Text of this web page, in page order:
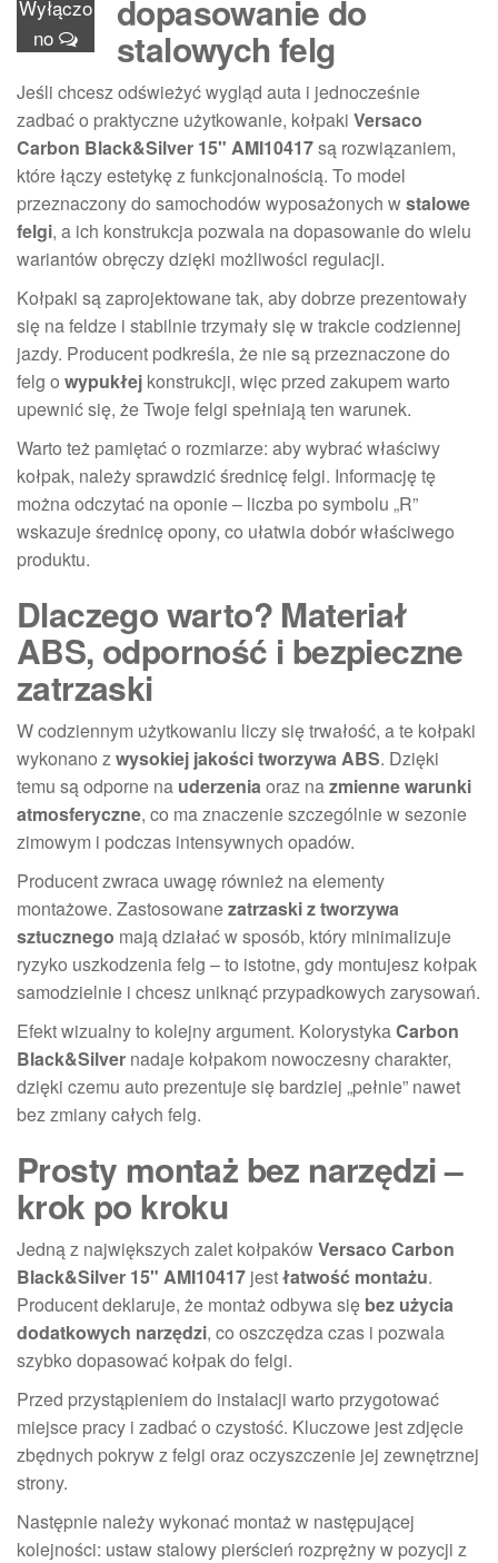
Wyłączo
no
dopasowanie do
stalowych felg
Jeśli chcesz odświeżyć wygląd auta i jednocześnie
zadbać o praktyczne użytkowanie, kołpaki Versaco
Carbon Black&Silver 15" AMI10417są rozwiązaniem,
które łączy estetykę z funkcjonalnością. To model
przeznaczony do samochodów wyposażonych wstalowe
felgi, a ich konstrukcja pozwala na dopasowanie do wielu
wariantów obręczy dzięki możliwości regulacji.
Kołpaki są zaprojektowane tak, aby dobrze prezentowały
się na feldze i stabilnie trzymały się w trakcie codziennej
jazdy. Producent podkreśla, że nie są przeznaczone do
felg o wypukłej konstrukcji, więc przed zakupem warto
upewnić się, że Twoje felgi spełniają ten warunek.
Warto też pamiętać o rozmiarze: aby wybrać właściwy
kołpak, należy sprawdzić średnicę felgi. Informację tę
można odczytać na oponie – liczba po symbolu „R”
wskazuje średnicę opony, co ułatwia dobór właściwego
produktu.
Dlaczego warto? Materiał
ABS, odporność i bezpieczne
zatrzaski
W codziennym użytkowaniu liczy się trwałość, a te kołpaki
wykonano zwysokiej jakości tworzywa ABS. Dzięki
temu są odporne na uderzeniaoraz nazmienne warunki
atmosferyczne, co ma znaczenie szczególnie w sezonie
zimowym i podczas intensywnych opadów.
Producent zwraca uwagę również na elementy
montażowe. Zastosowanezatrzaski z tworzywa
sztucznego mają działać w sposób, który minimalizuje
ryzyko uszkodzenia felg – to istotne, gdy montujesz kołpak
samodzielnie i chcesz uniknąć przypadkowych zarysowań.
Efekt wizualny to kolejny argument. KolorystykaCarbon
Black&Silver nadaje kołpakom nowoczesny charakter,
dzięki czemu auto prezentuje się bardziej „pełnie” nawet
bez zmiany całych felg.
Prosty montaż bez narzędzi –
krok po kroku
Jedną z największych zalet kołpakówVersaco Carbon
Black&Silver 15" AMI10417 jestłatwość montażu.
Producent deklaruje, że montaż odbywa się bez użycia
dodatkowych narzędzi, co oszczędza czas i pozwala
szybko dopasować kołpak do felgi.
Przed przystąpieniem do instalacji warto przygotować
miejsce pracy i zadbać o czystość. Kluczowe jest zdjęcie
zbędnych pokryw z felgi oraz oczyszczenie jej zewnętrznej
strony.
Następnie należy wykonać montaż w następującej
kolejności: ustaw stalowy pierścień rozprężny w pozycji z